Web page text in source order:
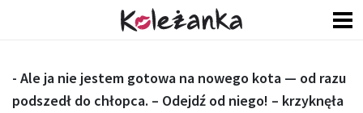
- Ale ja nie jestem gotowa na nowego kota — od razu
podszedł do chłopca. – Odejdź od niego! – krzyknęła